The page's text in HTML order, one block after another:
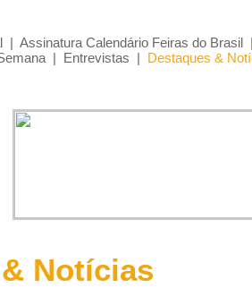
| Assinatura Calendário Feiras do Brasil
| Entrevistas | Destaques &
Notícias